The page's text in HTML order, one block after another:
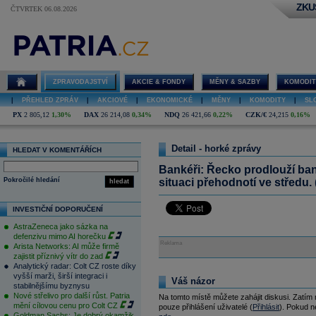
ČTVRTEK 06.08.2026
ZPRAVODAJSTVÍ AKCIE & FONDY MĚNY & SAZBY
PŘEHLED ZPRÁV AKCIOVÉ EKONOMICKÉ MĚNY KOMODITY
PX 2 805,12 1,30% DAX 26 214,08 0,34% NDQ 26 421,66 0,22% CZK/€ 24,215 0,16%
HLEDAT V KOMENTÁŘÍCH
hledat
Pokročilé hledání
INVESTIČNÍ DOPORUČENÍ
AstraZeneca jako sázka na
defenzivu mimo AI horečku
Arista Networks: AI může firmě
zajistit příznivý vítr do zad
Analytický radar: Colt CZ roste díky
vyšší marži, širší integraci i
stabilnějšímu byznysu
Nové střelivo pro další růst. Patria
mění cílovou cenu pro Colt CZ
Detail - horké zprávy
Bankéři: Řecko prodlouží
situaci přehodnotí ve středu.
Reklama
Váš názor
Na tomto místě můžete zahájit diskusi.
pouze přihlášení uživatelé (Přihlásit). Pokud